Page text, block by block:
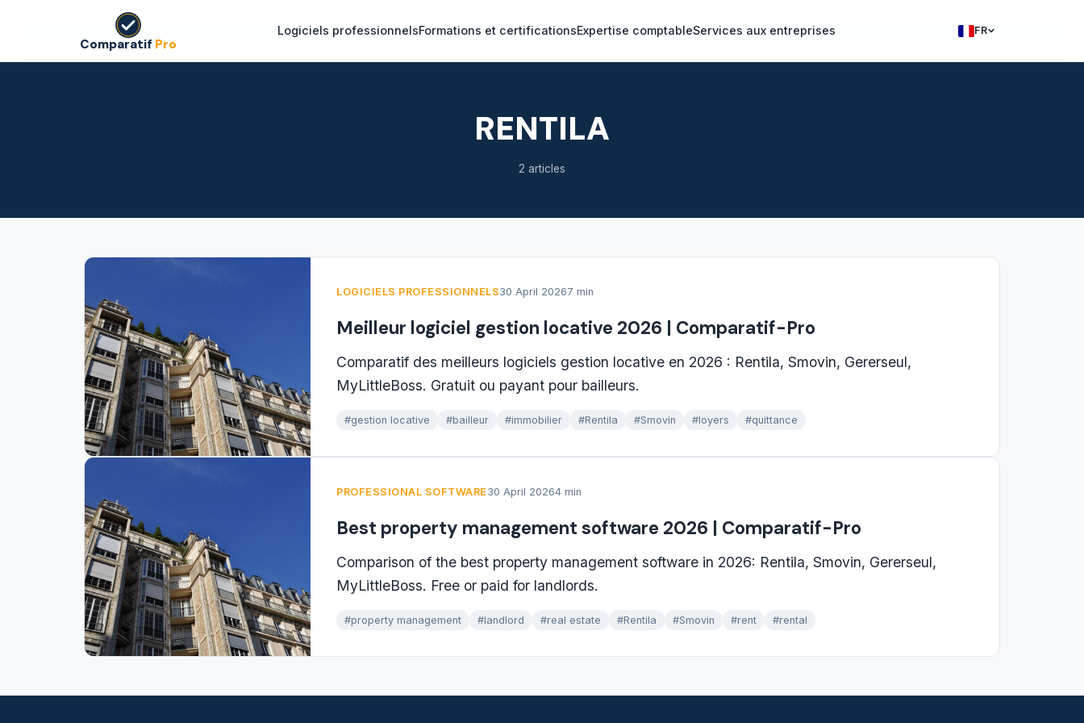
Comparatif Pro
Logiciels professionnelsFormations et certificationsExpertise comptableServices aux entreprises FR
Francais
RENTILA
2 articles
LOGICIELS PROFESSIONNELS30 April 20267 min
Meilleur logiciel gestion locative 2026 | Comparatif-Pro
Comparatif des meilleurs logiciels gestion locative en 2026 : Rentila, Smovin, Gererseul,
MyLittleBoss. Gratuit ou payant pour bailleurs.
#gestion locative #bailleur #immobilier #Rentila #Smovin #loyers #quittance
PROFESSIONAL SOFTWARE 30 April 20264 min
Best property management software 2026 | Comparatif-Pro
Comparison of the best property management software in 2026: Rentila, Smovin, Gererseul,
MyLittleBoss. Free or paid for landlords.
#property management #landlord #real estate #Rentila #Smovin #rent #rental